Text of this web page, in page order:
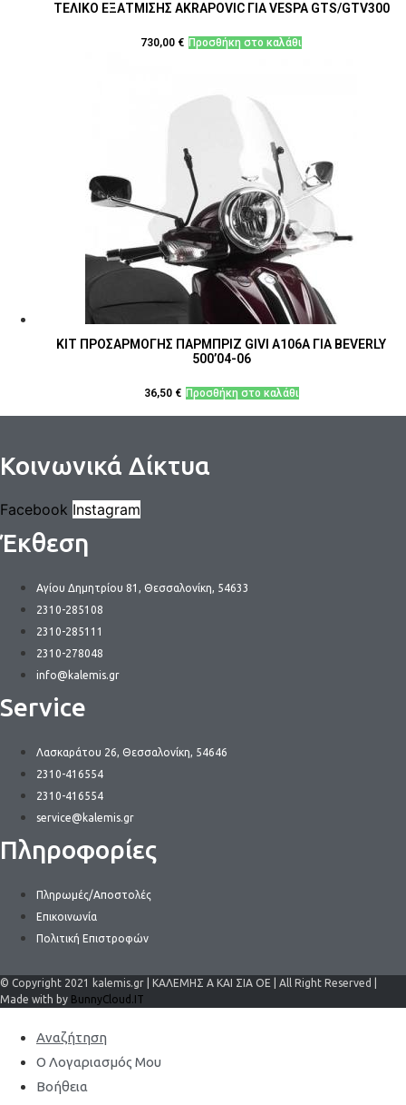
ΤΕΛΙΚΟ ΕΞΑΤΜΙΣΗΣ AKRAPOVIC ΓΙΑ VESPA GTS/GTV300
730,00 € Προσθήκη στο καλάθι
ΚΙΤ ΠΡΟΣΑΡΜΟΓΗΣ ΠΑΡΜΠΡΙΖ GIVI A106A ΓΙΑ BEVERLY
500’04-06
36,50 € Προσθήκη στο καλάθι
Κοινωνικά Δίκτυα
Facebook Instagram
Έκθεση
Αγίου Δημητρίου 81, Θεσσαλονίκη, 54633
2310-285108
2310-285111
2310-278048
info@kalemis.gr
Service
Λασκαράτου 26, Θεσσαλονίκη, 54646
2310-416554
2310-416554
service@kalemis.gr
Πληροφορίες
Πληρωμές/Αποστολές
Επικοινωνία
Πολιτική Επιστροφών
© Copyright 2021 kalemis.gr | ΚΑΛΕΜΗΣ Α ΚΑΙ ΣΙΑ ΟΕ | All Right Reserved |
Made with by BunnyCloud.IT
Αναζήτηση
Ο Λογαριασμός Μου
Βοήθεια